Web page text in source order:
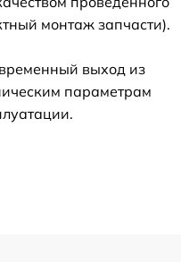
монтаж запчасти).
выход из
параметрам